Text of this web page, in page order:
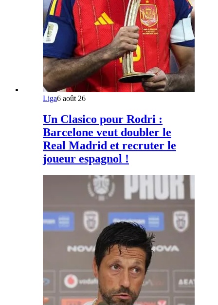
Liga6 août 26
Un Clasico pour Rodri :
Barcelone veut doubler le
Real Madrid et recruter le
joueur espagnol !